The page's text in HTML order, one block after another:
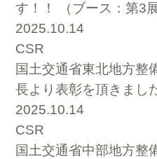
す！！ （ブース：第3
2025.10.14
CSR
国土交通省東北地方整
長より表彰を頂きまし
2025.10.14
CSR
国土交通省中部地方整